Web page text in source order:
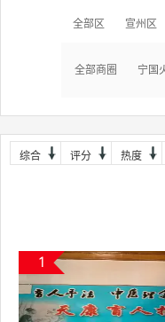
全部区 宣州区
全部商圈 宁国
综合 评分 热度
1